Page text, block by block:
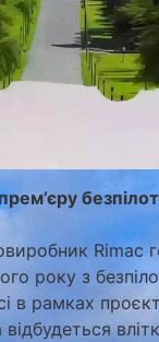
Rimac
року з
в рамках